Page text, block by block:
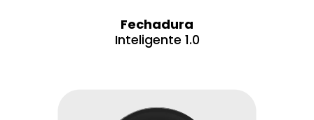
Fechadura
Inteligente 1.0